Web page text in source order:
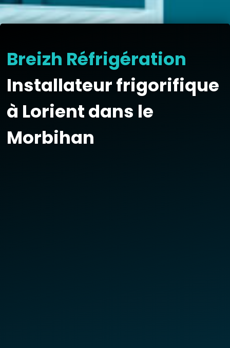
Breizh Réfrigération
Installateur frigorifique
à Lorient dans le
Morbihan